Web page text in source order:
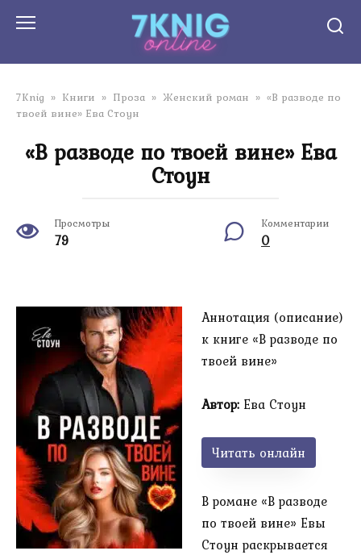
7Knig » Книги » Проза » Женский роман » «В разводе по
твоей вине» Ева Стоун
«В разводе по твоей вине» Ева
Стоун
Просмотры
79
Комментарии
0
Аннотация (описание)
к книге «В разводе по
твоей вине»
Автор: Ева Стоун
Читать онлайн
В романе «В разводе
по твоей вине» Евы
Стоун раскрывается